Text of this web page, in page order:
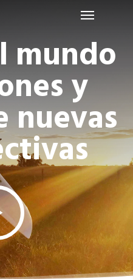
Menu
mundo
y
nuevas